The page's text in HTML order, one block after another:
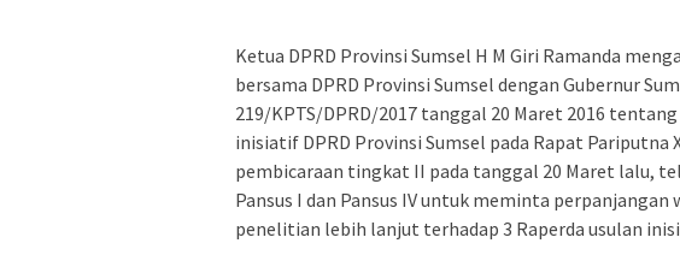
Ketua DPRD Provinsi Sumsel H M Giri Ramanda
bersama DPRD Provinsi Sumsel dengan Gubernur
219/KPTS/DPRD/2017 tanggal 20 Maret 2016
inisiatif DPRD Provinsi Sumsel pada Rapat Pariputna
pembicaraan tingkat II pada tanggal 20 Maret lalu,
Pansus I dan Pansus IV untuk meminta
penelitian lebih lanjut terhadap 3 Raperda usulan